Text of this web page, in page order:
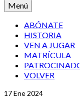
Menú
ABÓNATE
HISTORIA
VEN A JUGAR
MATRÍCULA
VOLVER
17Ene 2024